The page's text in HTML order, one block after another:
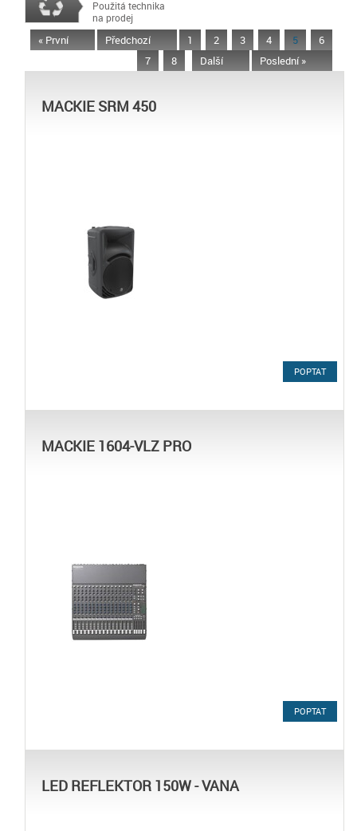
Použitá technika
na prodej
« První Předchozí 1 2 3 4 5
6
7
8 Další Poslední »
MACKIE SRM 450
POPTAT
MACKIE 1604-VLZ PRO
POPTAT
LED REFLEKTOR 150W - VANA